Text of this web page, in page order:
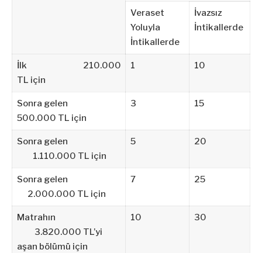
Veraset
Yoluyla
İntikallerde
İvazsız
İntikallerde
İlk 210.000
TL için
1 10
Sonra gelen
500.000 TL için
3 15
Sonra gelen
1.110.000 TL için
5 20
Sonra gelen
2.000.000 TL için
7 25
Matrahın
3.820.000 TL’yi
aşan bölümü için
10 30